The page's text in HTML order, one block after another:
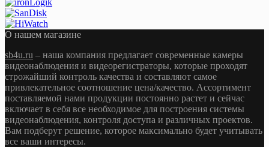
О нашем магазине
sb4u.ru – наша компания предлагает современные камеры
видеонаблюдения и видеорегистраторы, которые проходят
строжайший контроль качества и составляют самое
привлекательное соотношение цена/качество. Ассортимент
поставляемой нами продукции постоянно растет и сейчас
включает в себя все необходимое для построения системы
видеонаблюдения, контроля доступа и различных проектов.
Вам подберут решение, которое максимально будет учитывать
все ваши интересы.